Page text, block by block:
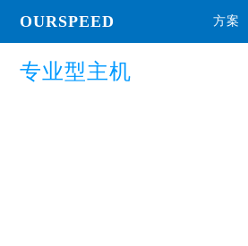
OURSPEED 方案
专业型主机